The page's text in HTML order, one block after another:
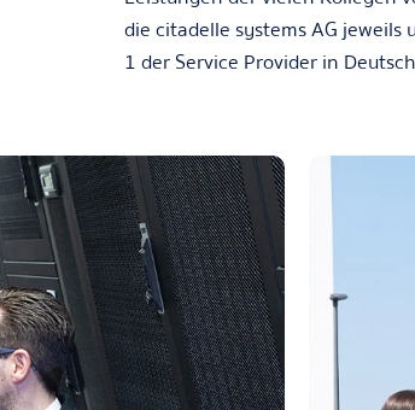
die citadelle systems AG
1 der Service Provider in